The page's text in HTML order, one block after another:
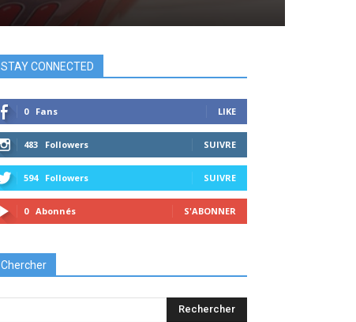
STAY CONNECTED
0 Fans LIKE
483 Followers SUIVRE
594 Followers SUIVRE
0 Abonnés S'ABONNER
Chercher